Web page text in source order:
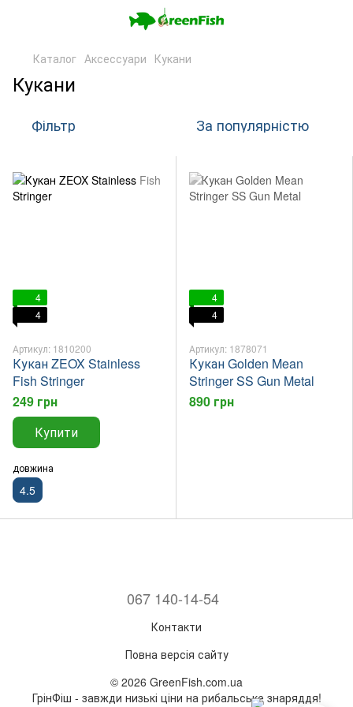
Каталог Аксессуари Кукани
Кукани
Фільтр За популярністю
4
4
Артикул: 1810200
Кукан ZEOX Stainless
Fish Stringer
249 грн
Купити
довжина
4.5
4
4
Артикул: 1878071
Кукан Golden Mean
Stringer SS Gun Metal
890 грн
067 140-14-54
Контакти
Повна версія сайту
© 2026 GreenFish.com.ua
ГрінФіш - завжди низькі ціни на рибальське знаряддя!